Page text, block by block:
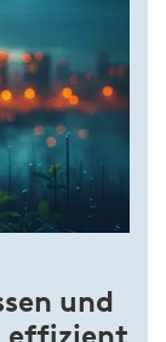
und